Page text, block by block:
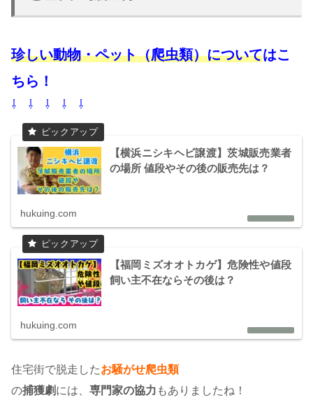
珍しい動物・ペット（爬虫類）についてはこ
ちら！
⇩ ⇩ ⇩ ⇩ ⇩
【横浜ニシキヘビ譲渡】茨城販売業者
の場所 値段やその後の販売先は？
hukuing.com
【福岡ミズオオトカゲ】危険性や値段
飼い主不在ならその後は？
hukuing.com
住宅街で脱走したお騒がせ爬虫類
の捕獲劇 には、 専門家の協力 もありましたね！